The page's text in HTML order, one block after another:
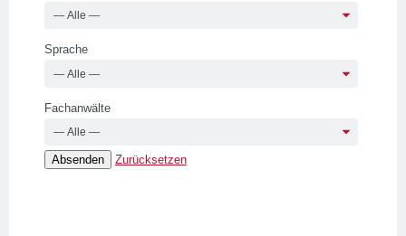
Sprache
Fachanwälte
Zurücksetzen